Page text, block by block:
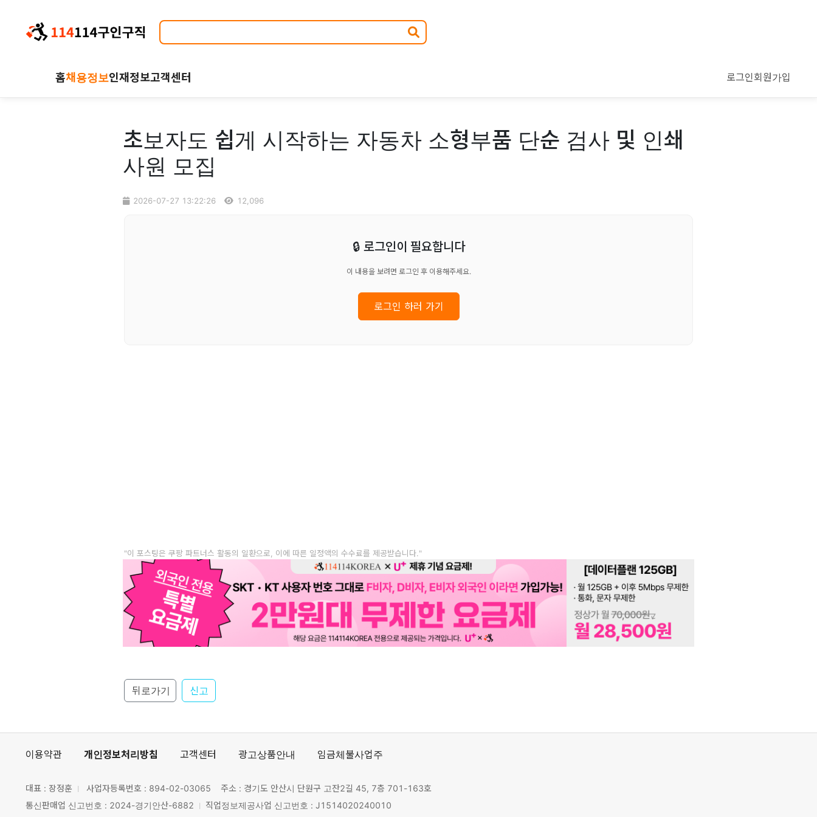
홈채용정보인재정보고객센터 로그인회원가입
초보자도 쉽게 시작하는 자동차 소형부품 단순 검사 및 인쇄
사원 모집
2026-07-27 13:22:26 12,096
🔒 로그인이 필요합니다
이 내용을 보려면 로그인 후 이용해주세요.
로그인 하러 가기
"이 포스팅은 쿠팡 파트너스 활동의 일환으로, 이에 따른 일정액의 수수료를 제공받습니다."
뒤로가기 신고
이용약관 개인정보처리방침 고객센터 광고상품안내 임금체불사업주
대표 : 장정훈 사업자등록번호 : 894-02-03065
주소 : 경기도 안산시 단원구 고잔2길 45, 7층 701-163호
통신판매업 신고번호 : 2024-경기안산-6882
직업정보제공사업 신고번호 : J1514020240010